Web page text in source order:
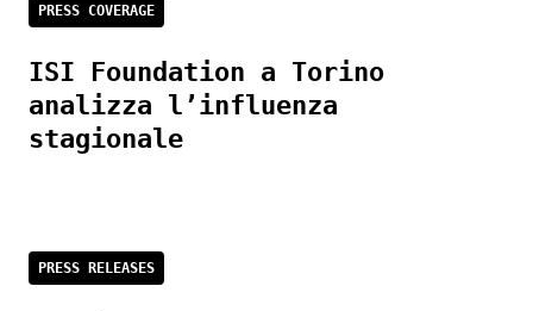
PRESS COVERAGE
ISI Foundation a Torino
analizza l’influenza
stagionale
PRESS RELEASES